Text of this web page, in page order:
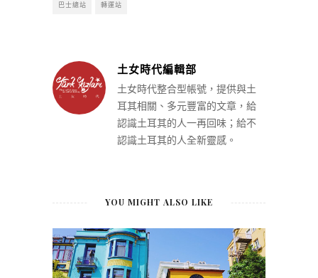
巴士總站 轉運站
土女時代編輯部
土女時代整合型帳號，提供與土
耳其相關、多元豐富的文章，給
認識土耳其的人一再回味；給不
認識土耳其的人全新靈感。
YOU MIGHT ALSO LIKE